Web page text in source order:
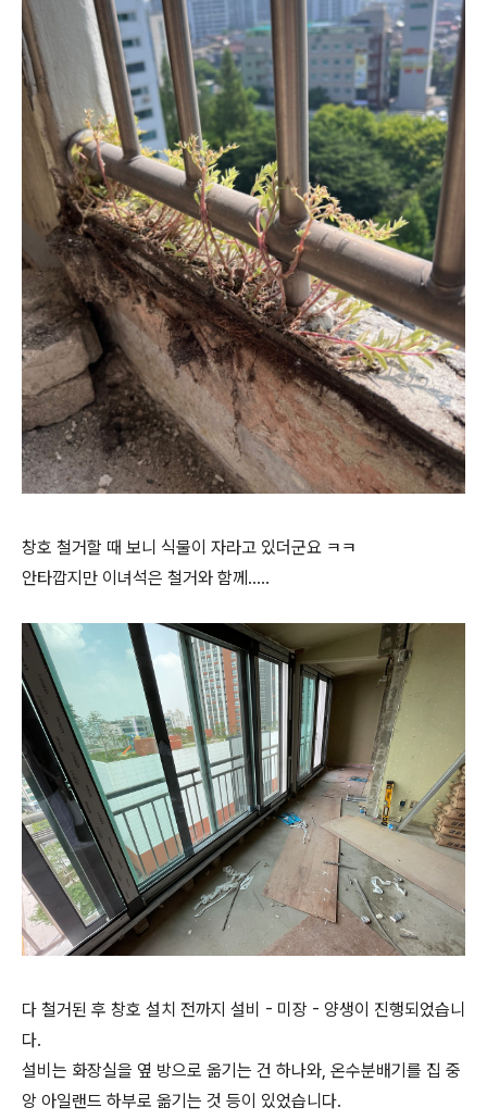
창호 철거할 때 보니 식물이 자라고 있더군요 ㅋㅋ
안타깝지만 이녀석은 철거와 함께.....
다 철거된 후 창호 설치 전까지 설비 - 미장 - 양생이 진행되었습니
다.
설비는 화장실을 옆 방으로 옮기는 건 하나와, 온수분배기를 집 중
앙 아일랜드 하부로 옮기는 것 등이 있었습니다.